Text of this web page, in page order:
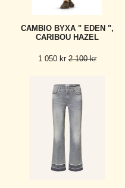
CAMBIO BYXA " EDEN ",
CARIBOU HAZEL
1 050 kr2 100 kr